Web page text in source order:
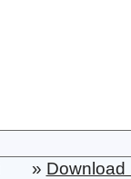
» Download